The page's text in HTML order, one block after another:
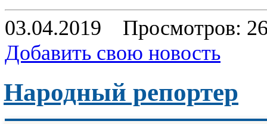
03.04.2019
Просмотров:
Добавить свою новость
Народный репортер